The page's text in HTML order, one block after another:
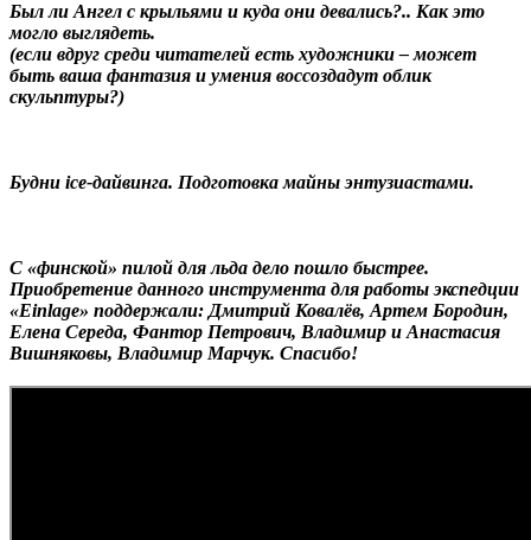
Был ли Ангел с крыльями и куда они девались?.. Как это
могло выглядеть.
(если вдруг среди читателей есть художники – может
быть ваша фантазия и умения воссоздадут облик
скульптуры?)
Будни ice-дайвинга. Подготовка майны энтузиастами.
С «финской» пилой для льда дело пошло быстрее.
Приобретение данного инструмента для работы экспедции
«Einlage» поддержали: Дмитрий Ковалёв, Артем Бородин,
Елена Середа, Фантор Петрович, Владимир и Анастасия
Вишняковы, Владимир Марчук. Спасибо!